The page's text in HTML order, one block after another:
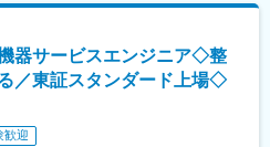
ストレーションの実施
の素案作成、営業への作成依頼
競合の情報収集
器サービスエンジニア◇整
／東証スタンダード上場◇
歓迎